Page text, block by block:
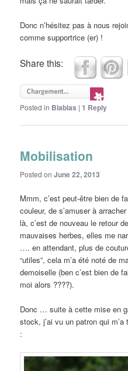
Donc n’hésitez pas à nous
comme supportrice (er) !
Share this:
Posted in Blablas | 1 Reply
Mobilisation
Posted onJune 22, 2013
Mmm, c’est peut-être bien de
couleur, de s’amuser à
là, c’est de nouveau le retour
mauvaises herbes, elles me
…. en attendant, plus de
“utiles”, cela m’a été noté de
demoiselle (ben c’est bien de
moi alors ????).
Donc … suite à cette mise en
stock, j’ai vu un patron qui
: